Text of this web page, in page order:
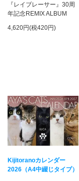
『レイブレーサー』30周
年記念REMIX ALBUM
4,620円(税420円)
Kijitoranoカレンダー
2026（A4中綴じタイプ）